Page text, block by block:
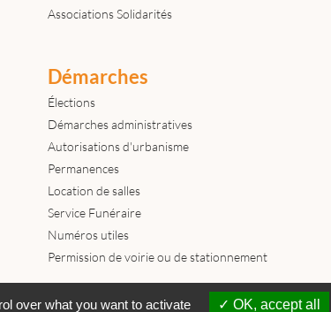
Associations Solidarités
Démarches
Élections
Démarches administratives
Autorisations d'urbanisme
Permanences
Location de salles
Service Funéraire
Numéros utiles
Permission de voirie ou de stationnement
Contactez-nous Mentions légales © tous droits
over what you want to activate OK, accept all